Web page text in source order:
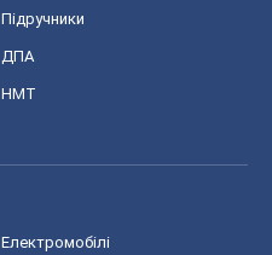
Підручники
ДПА
НМТ
Електромобілі